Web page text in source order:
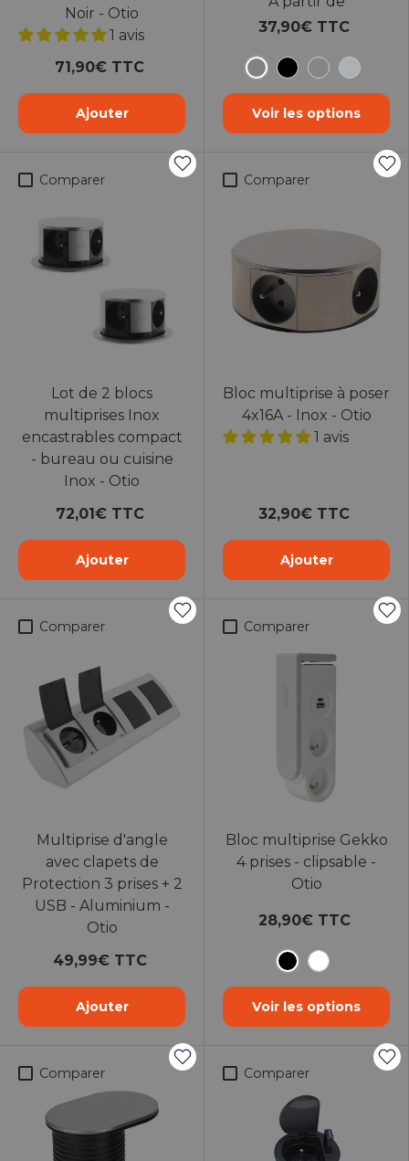
Noir - Otio
1 avis
71,90€ TTC
Ajouter
37,90€ TTC
Voir les options
Comparer
Lot de 2 blocs
multiprises Inox
encastrables compact
- bureau ou cuisine
Inox - Otio
72,01€ TTC
Ajouter
Comparer
Bloc multiprise à poser
4x16A - Inox - Otio
1 avis
32,90€ TTC
Ajouter
Comparer
Multiprise d'angle
avec clapets de
Protection 3 prises + 2
USB - Aluminium -
Otio
49,99€ TTC
Ajouter
Comparer
Bloc multiprise Gekko
4 prises - clipsable -
Otio
28,90€ TTC
Voir les options
Comparer Comparer